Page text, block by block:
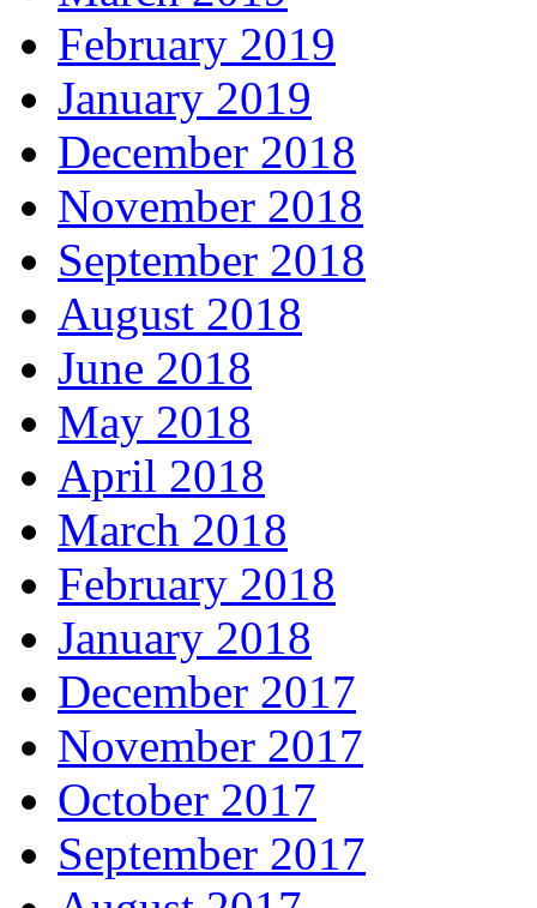
February 2019
January 2019
December 2018
November 2018
September 2018
August 2018
June 2018
May 2018
April 2018
March 2018
February 2018
January 2018
December 2017
November 2017
October 2017
September 2017